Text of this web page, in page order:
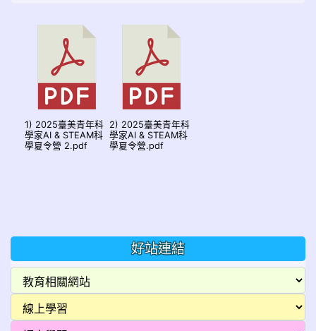
1) 2025臺美青年科
學家AI & STEAM科
學夏令營 2.pdf
2) 2025臺美青年科
學家AI & STEAM科
學夏令營.pdf
好站連結